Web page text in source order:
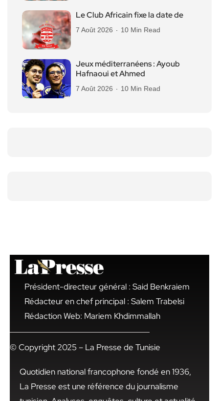
Le Club Africain fixe la date de
7 Août 2026 10 Min Read
Jeux méditerranéens : Ayoub
Hafnaoui et Ahmed
7 Août 2026 10 Min Read
Président-directeur général : Said Benkraiem
Rédacteur en chef principal : Salem Trabelsi
Rédaction Web: Mariem Khdimmallah
© Copyright 2025 – La Presse de Tunisie
Quotidien national francophone fondé en 1936,
La Presse est une référence du journalisme